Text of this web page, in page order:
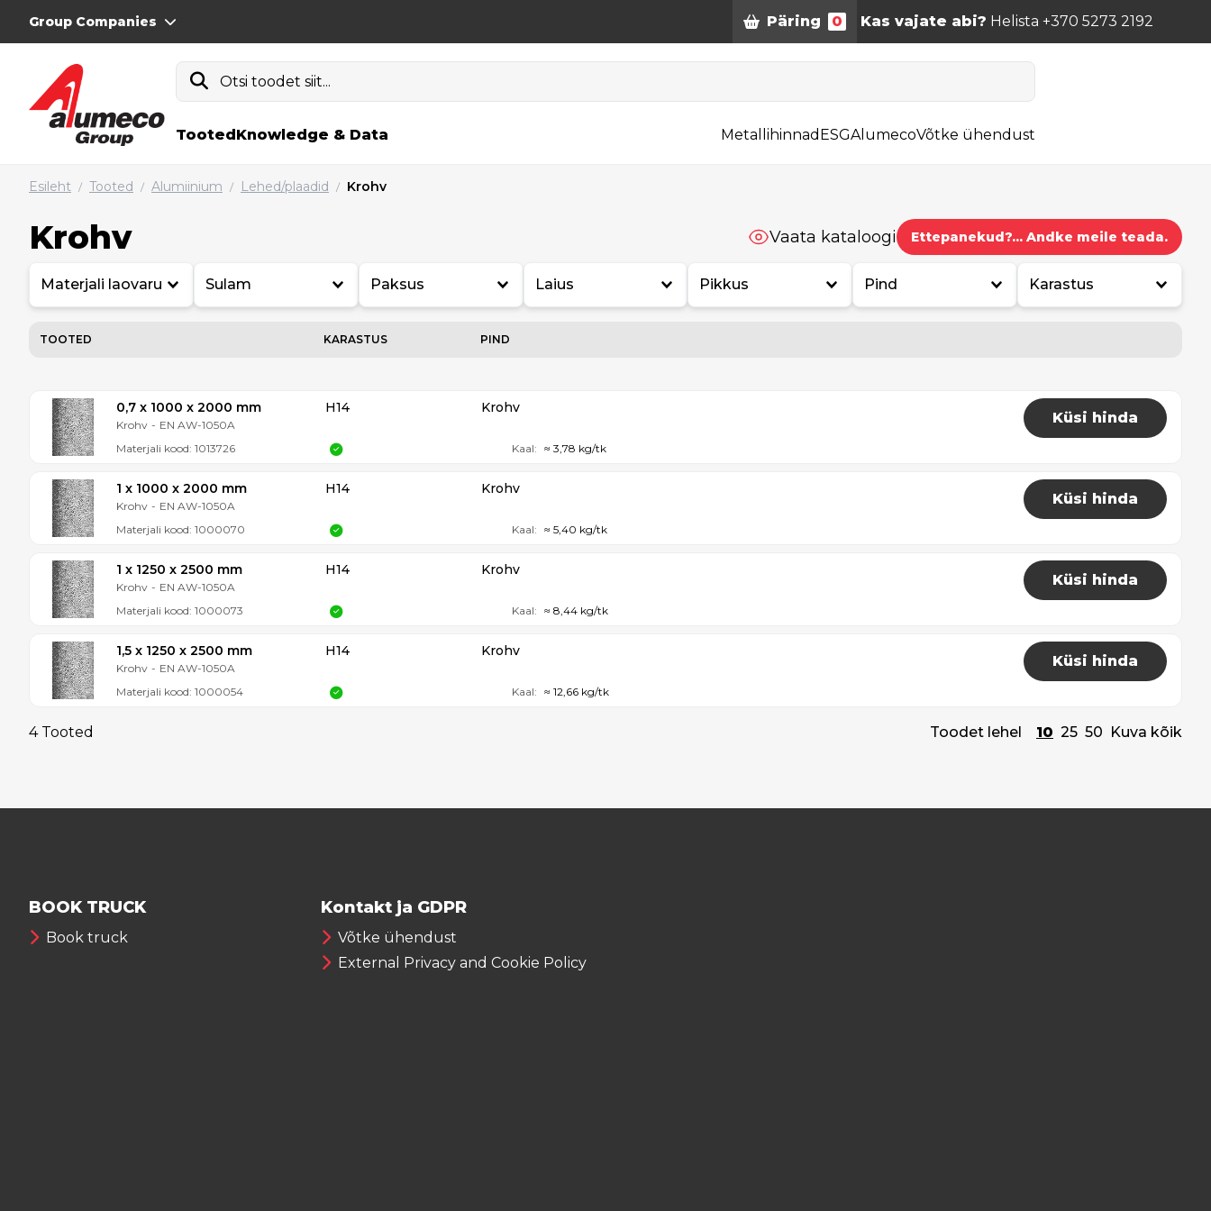
Group Companies Päring 0 Kas vajate abi? Helista +370 5273 2192
Otsi toodet siit...
TootedKnowledge & Data Metallihinnad ESGAlumecoVõtke ühendust
Esileht / Tooted / Alumiinium / Lehed/plaadid / Krohv
Krohv Vaata kataloogi Ettepanekud?... Andke meile teada.
Materjali laovaru Sulam Paksus Laius Pikkus Pind Karastus
TOOTED KARASTUS PIND
0,7 x 1000 x 2000 mm
Krohv - EN AW-1050A
Materjali kood: 1013726
H14 Krohv
Küsi hinda
Kaal: ≈ 3,78 kg/tk
1 x 1000 x 2000 mm
Krohv - EN AW-1050A
Materjali kood: 1000070
H14 Krohv
Küsi hinda
Kaal: ≈ 5,40 kg/tk
1 x 1250 x 2500 mm
Krohv - EN AW-1050A
Materjali kood: 1000073
H14 Krohv
Küsi hinda
Kaal: ≈ 8,44 kg/tk
1,5 x 1250 x 2500 mm
Krohv - EN AW-1050A
Materjali kood: 1000054
H14 Krohv
Küsi hinda
Kaal: ≈ 12,66 kg/tk
4 Tooted Toodet lehel 10 25 50 Kuva kõik
BOOK TRUCK
Book truck
Kontakt ja GDPR
Võtke ühendust
External Privacy and Cookie Policy